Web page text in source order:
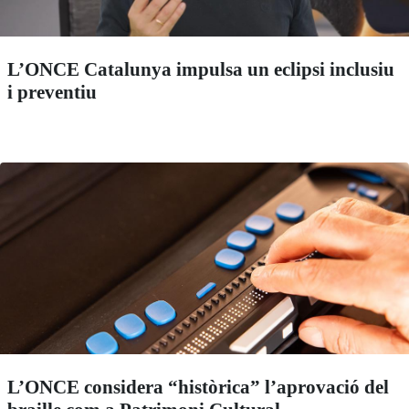
L’ONCE Catalunya impulsa un eclipsi inclusiu
i preventiu
L’ONCE considera “històrica” l’aprovació del